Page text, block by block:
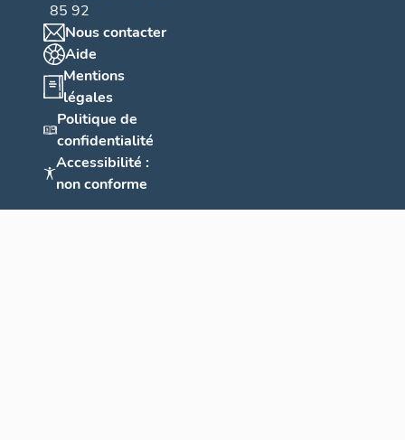
85 92
Nous contacter
Aide
Mentions
légales
Politique de
confidentialité
Accessibilité :
non conforme